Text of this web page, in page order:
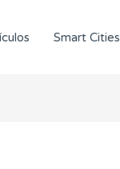
Smart Cities